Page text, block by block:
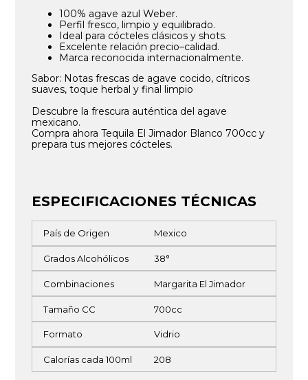
100% agave azul Weber.
Perfil fresco, limpio y equilibrado.
Ideal para cócteles clásicos y shots.
Excelente relación precio–calidad.
Marca reconocida internacionalmente.
Sabor: Notas frescas de agave cocido, cítricos
suaves, toque herbal y final limpio
Descubre la frescura auténtica del agave
mexicano.
Compra ahora Tequila El Jimador Blanco 700cc y
prepara tus mejores cócteles.
ESPECIFICACIONES TÉCNICAS
País de Origen Mexico
Grados Alcohólicos 38°
Combinaciones Margarita El Jimador
Tamaño CC 700cc
Formato Vidrio
Calorías cada 100ml 208